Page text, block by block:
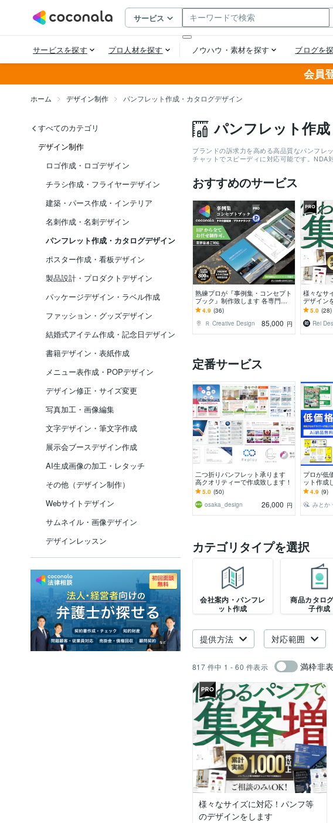
会員
ホーム デザイン制作 パンフレット作成・カタログデザイン
すべてのカテゴリ
デザイン制作
ロゴ作成・ロゴデザイン
チラシ作成・フライヤーデザイン
建築・パース作成・インテリア
名刺作成・名刺デザイン
パンフレット作成・カタログデザイン
ポスター作成・看板デザイン
製品設計・プロダクトデザイン
パッケージデザイン・ラベル作成
ファッション・グッズデザイン
結婚式アイテム作成・記念日デザイン
書籍デザイン・表紙作成
メニュー表作成・POPデザイン
デザイン修正・サイズ変更
写真加工・画像編集
文字デザイン・筆文字作成
展示会ブースデザイン作成
AI生成画像の加工・レタッチ
その他（デザイン制作）
Webサイトデザイン
サムネイル・画像デザイン
デザインレッスン
パンフレット作
ブランドの訴求力を高める高品質なパンフレ
チャットでスピーディに対応可能です。NDA
おすすめのサービス
熟練プロが『事例集・コンセプト
ブック』制作致します 各専門分
野の実務歴12年～21年のデザイ
ナーメンバーがご対応
4.9 (36)
Ｒ Creative Design
85,000 円
様々なサ
デザイン
デザイナ
データま
5.0 (28)
Rei
定番サービス
二つ折りパンフレット承ります
高クオリティーで作成致します！
5.0 (50)
osaka_design
26,000 円
プロが低
ット作成
が作成！
で
4.9 (9)
みとか
カテゴリタイプを選択
会社案内・パンフレ
ット作成
商品カタロ
子作成
提供方法 対応範囲
817 件中 1 - 60 件表示 満枠非
様々なサイズに対応！パンフ等
のデザインをします